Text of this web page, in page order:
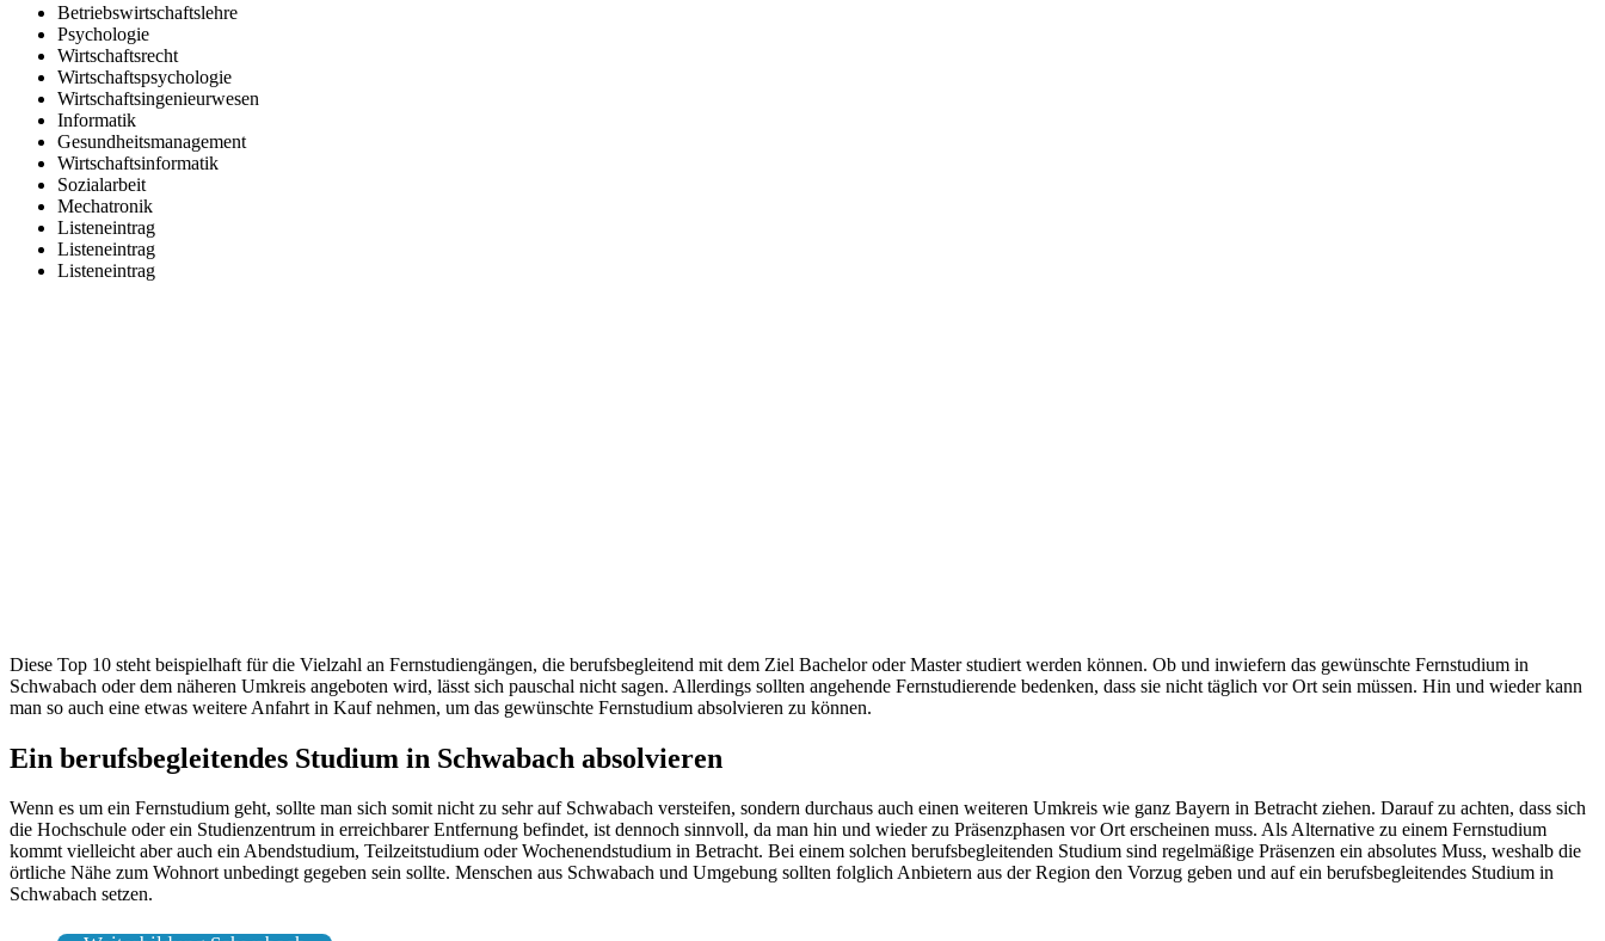
Betriebswirtschaftslehre
Psychologie
Wirtschaftsrecht
Wirtschaftspsychologie
Wirtschaftsingenieurwesen
Informatik
Gesundheitsmanagement
Wirtschaftsinformatik
Sozialarbeit
Mechatronik
Listeneintrag
Listeneintrag
Listeneintrag
Diese Top 10 steht beispielhaft für die Vielzahl an Fernstudiengängen, die berufsbegleitend mit dem Ziel Bachelor oder Master studiert werden können. Ob und inwiefern das gewünschte Fernstudium in
Schwabach oder dem näheren Umkreis angeboten wird, lässt sich pauschal nicht sagen. Allerdings sollten angehende Fernstudierende bedenken, dass sie nicht täglich vor Ort sein müssen. Hin und wieder kann
man so auch eine etwas weitere Anfahrt in Kauf nehmen, um das gewünschte Fernstudium absolvieren zu können.
Ein berufsbegleitendes Studium in Schwabach absolvieren
Wenn es um ein Fernstudium geht, sollte man sich somit nicht zu sehr auf Schwabach versteifen, sondern durchaus auch einen weiteren Umkreis wie ganz Bayern in Betracht ziehen. Darauf zu achten, dass sich
die Hochschule oder ein Studienzentrum in erreichbarer Entfernung befindet, ist dennoch sinnvoll, da man hin und wieder zu Präsenzphasen vor Ort erscheinen muss. Als Alternative zu einem Fernstudium
kommt vielleicht aber auch ein Abendstudium, Teilzeitstudium oder Wochenendstudium in Betracht. Bei einem solchen berufsbegleitenden Studium sind regelmäßige Präsenzen ein absolutes Muss, weshalb die
örtliche Nähe zum Wohnort unbedingt gegeben sein sollte. Menschen aus Schwabach und Umgebung sollten folglich Anbietern aus der Region den Vorzug geben und auf ein berufsbegleitendes Studium in
Schwabach setzen.